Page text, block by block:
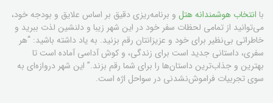
با انتخاب هوشمندانه هتل و برنامه‌ریزی دقیق بر اساس علایق و بودجه خود،
می‌توانید از تمامی لحظات سفر خود در این شهر زیبا و دلنشین لذت ببرید و
خاطراتی بی‌نظیر برای خود و عزیزانتان رقم بزنید. به یاد داشته باشید: “هر
سفری، داستانی جدید است برای زندگی، و کوش آداسی آماده است تا
بهترین و جذاب‌ترین داستان‌ها را برای شما رقم بزند.” این شهر دروازه‌ای به
سوی تجربیات فراموش‌نشدنی در سواحل اژه است.